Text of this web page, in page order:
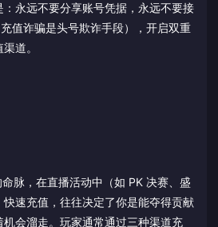
永远不要分享账号凭据，永远不要接
值诈骗是头号欺诈手段），开启双重
道。
脉，在直播活动中（如 PK 决赛、盛
速充值，往往决定了你是能夺得贡献
会溜走。玩家通常通过三种渠道充